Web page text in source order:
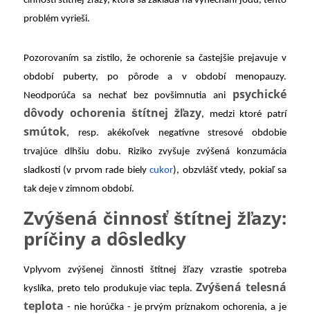
problém vyrieši.
Pozorovaním sa zistilo, že ochorenie sa častejšie prejavuje v
období puberty, po pôrode a v období menopauzy.
Neodporúča sa nechať bez povšimnutia ani psychické
dôvody ochorenia štítnej žľazy, medzi ktoré patrí
smútok, resp. akékoľvek negatívne stresové obdobie
trvajúce dlhšiu dobu. Riziko zvyšuje zvýšená konzumácia
sladkostí (v prvom rade bielycukor), obzvlášť vtedy, pokiaľ sa
tak deje v zimnom období.
Zvýšená činnosť štítnej žľazy:
príčiny a dôsledky
Vplyvom zvýšenej činnosti štítnej žľazy vzrastie spotreba
kyslíka, preto telo produkuje viac tepla.Zvýšená telesná
teplota - nie horúčka - je prvým príznakom ochorenia, a je